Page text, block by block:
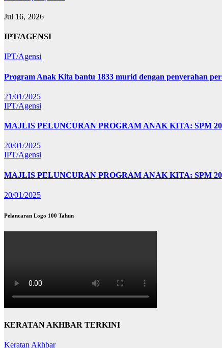
Jul 16, 2026
IPT/AGENSI
IPT/Agensi
Program Anak Kita bantu 1833 murid dengan penyerahan
21/01/2025
IPT/Agensi
MAJLIS PELUNCURAN PROGRAM ANAK KITA: SPM
20/01/2025
IPT/Agensi
MAJLIS PELUNCURAN PROGRAM ANAK KITA: SPM
20/01/2025
Pelancaran Logo 100 Tahun
KERATAN AKHBAR TERKINI
Keratan Akhbar